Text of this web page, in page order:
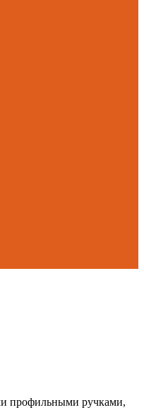
профильными ручками,